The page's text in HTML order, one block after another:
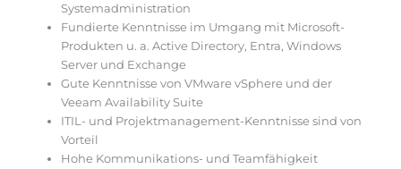
Systemadministration
Fundierte Kenntnisse im Umgang mit Microsoft-
Produkten u. a. Active Directory, Entra, Windows
Server und Exchange
Gute Kenntnisse von VMware vSphere und der
Veeam Availability Suite
ITIL- und Projektmanagement-Kenntnisse sind von
Vorteil
Hohe Kommunikations- und Teamfähigkeit